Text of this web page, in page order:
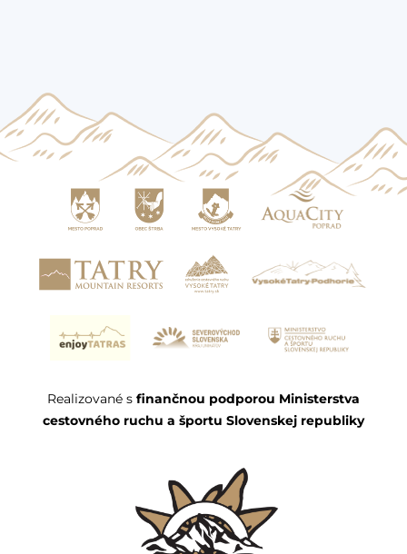
Realizované s finančnou podporou Ministerstva
cestovného ruchu a športu Slovenskej republiky